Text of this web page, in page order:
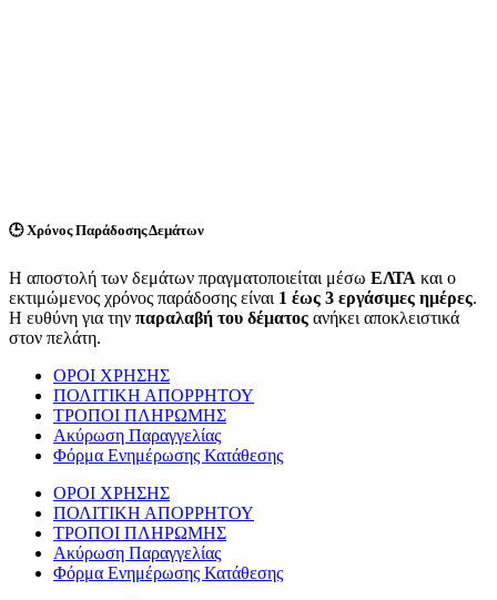
🕒Χρόνος Παράδοσης Δεμάτων
Η αποστολή των δεμάτων πραγματοποιείται μέσω ΕΛΤΑ και ο
εκτιμώμενος χρόνος παράδοσης είναι 1 έως 3 εργάσιμες ημέρες.
Η ευθύνη για την παραλαβή του δέματος ανήκει αποκλειστικά
στον πελάτη.
ΟΡΟΙ ΧΡΗΣΗΣ
ΠΟΛΙΤΙΚΗ ΑΠΟΡΡΗΤΟΥ
ΤΡΟΠΟΙ ΠΛΗΡΩΜΗΣ
Ακύρωση Παραγγελίας
Φόρμα Ενημέρωσης Κατάθεσης
ΟΡΟΙ ΧΡΗΣΗΣ
ΠΟΛΙΤΙΚΗ ΑΠΟΡΡΗΤΟΥ
ΤΡΟΠΟΙ ΠΛΗΡΩΜΗΣ
Ακύρωση Παραγγελίας
Φόρμα Ενημέρωσης Κατάθεσης